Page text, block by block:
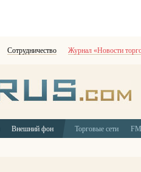
Сотрудничество Журнал «Новости
Внешний фон Торговые сети